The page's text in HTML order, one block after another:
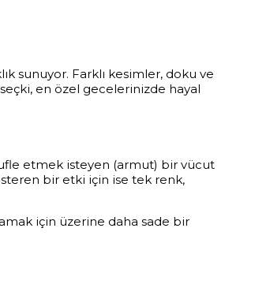
sunuyor. Farklı kesimler, doku ve
en özel gecelerinizde hayal
etmek isteyen (armut) bir vücut
bir etki için ise tek renk,
için üzerine daha sade bir